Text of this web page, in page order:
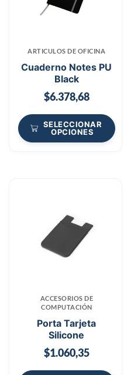
ARTICULOS DE OFICINA
Cuaderno Notes PU
Black
$6.378,68
SELECCIONAR
OPCIONES
ACCESORIOS DE
COMPUTACIÓN
Porta Tarjeta
Silicone
$1.060,35